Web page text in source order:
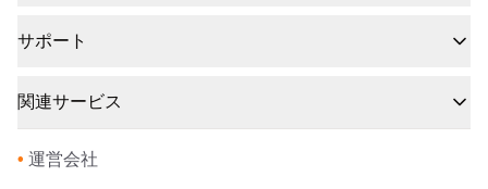
サポート
関連サービス
• 運営会社